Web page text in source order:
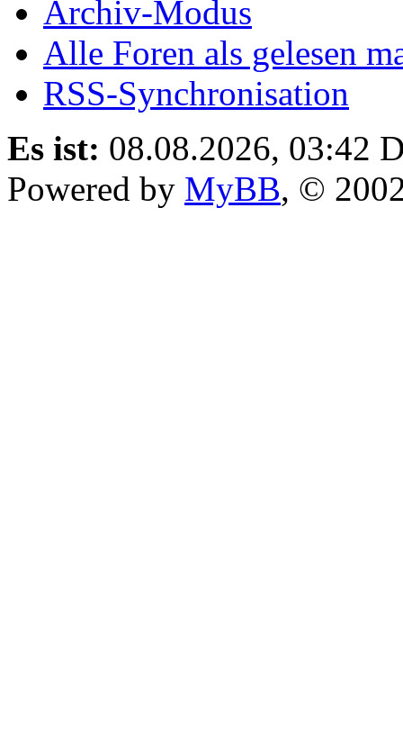
Archiv-Modus
Alle Foren als gelesen
RSS-Synchronisation
Es ist: 08.08.2026, 03:42
Powered by MyBB, ©